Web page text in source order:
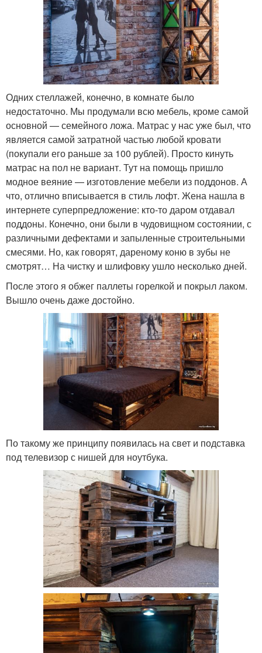
Одних стеллажей, конечно, в комнате было
недостаточно. Мы продумали всю мебель, кроме самой
основной — семейного ложа. Матрас у нас уже был, что
является самой затратной частью любой кровати
(покупали его раньше за 100 рублей). Просто кинуть
матрас на пол не вариант. Тут на помощь пришло
модное веяние — изготовление мебели из поддонов. А
что, отлично вписывается в стиль лофт. Жена нашла в
интернете суперпредложение: кто-то даром отдавал
поддоны. Конечно, они были в чудовищном состоянии, с
различными дефектами и запыленные строительными
смесями. Но, как говорят, дареному коню в зубы не
смотрят… На чистку и шлифовку ушло несколько дней.
После этого я обжег паллеты горелкой и покрыл лаком.
Вышло очень даже достойно.
По такому же принципу появилась на свет и подставка
под телевизор с нишей для ноутбука.